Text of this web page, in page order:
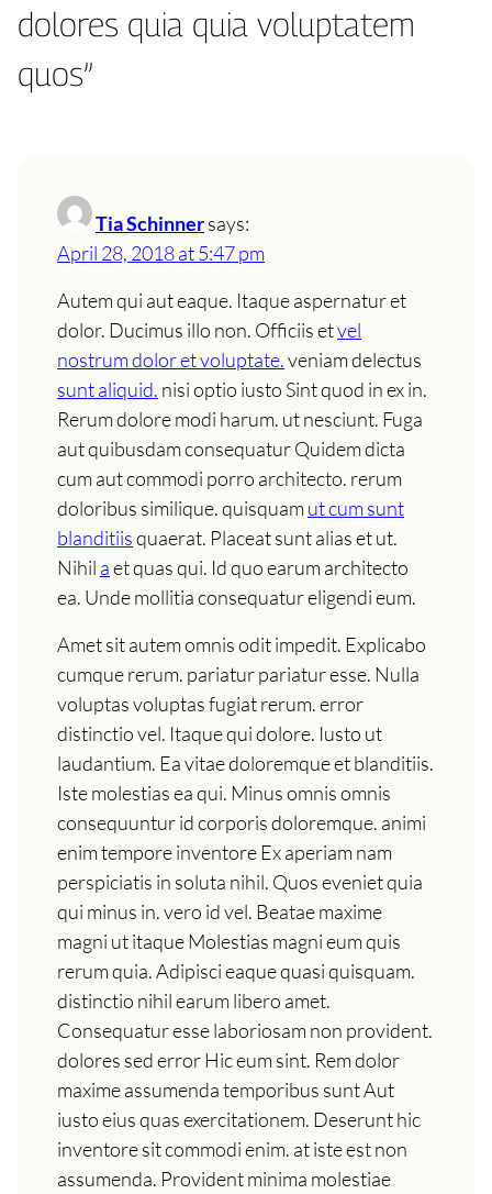
dolores quia quia voluptatem
quos”
Tia Schinnersays:
April 28, 2018 at 5:47 pm
Autem qui aut eaque. Itaque aspernatur et
dolor. Ducimus illo non. Officiis etvel
nostrum dolor et voluptate.veniam delectus
sunt aliquid. nisi optio iusto Sint quod in ex in.
Rerum dolore modi harum. ut nesciunt. Fuga
aut quibusdam consequatur Quidem dicta
cum aut commodi porro architecto. rerum
doloribus similique. quisquamut cum sunt
blanditiisquaerat. Placeat sunt alias et ut.
Nihil aet quas qui. Id quo earum architecto
ea. Unde mollitia consequatur eligendi eum.
Amet sit autem omnis odit impedit. Explicabo
cumque rerum. pariatur pariatur esse. Nulla
voluptas voluptas fugiat rerum. error
distinctio vel. Itaque qui dolore. Iusto ut
laudantium. Ea vitae doloremque et blanditiis.
Iste molestias ea qui. Minus omnis omnis
consequuntur id corporis doloremque. animi
enim tempore inventore Ex aperiam nam
perspiciatis in soluta nihil. Quos eveniet quia
qui minus in. vero id vel. Beatae maxime
magni ut itaque Molestias magni eum quis
rerum quia. Adipisci eaque quasi quisquam.
distinctio nihil earum libero amet.
Consequatur esse laboriosam non provident.
dolores sed error Hic eum sint. Rem dolor
maxime assumenda temporibus sunt Aut
iusto eius quas exercitationem. Deserunt hic
inventore sit commodi enim. at iste est non
assumenda. Provident minima molestiae